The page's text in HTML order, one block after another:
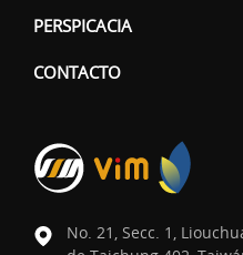
PERSPICACIA
CONTACTO
No. 21, Secc. 1,